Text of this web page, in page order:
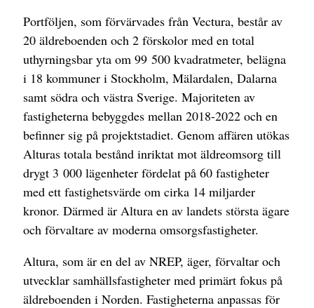
Portföljen, som förvärvades från Vectura, består av
20 äldreboenden och 2 förskolor med en total
uthyrningsbar yta om 99 500 kvadratmeter, belägna
i 18 kommuner i Stockholm, Mälardalen, Dalarna
samt södra och västra Sverige. Majoriteten av
fastigheterna bebyggdes mellan 2018-2022 och en
befinner sig på projektstadiet. Genom affären utökas
Alturas totala bestånd inriktat mot äldreomsorg till
drygt 3 000 lägenheter fördelat på 60 fastigheter
med ett fastighetsvärde om cirka 14 miljarder
kronor. Därmed är Altura en av landets största ägare
och förvaltare av moderna omsorgsfastigheter.
Altura, som är en del av NREP, äger, förvaltar och
utvecklar samhällsfastigheter med primärt fokus på
äldreboenden i Norden. Fastigheterna anpassas för